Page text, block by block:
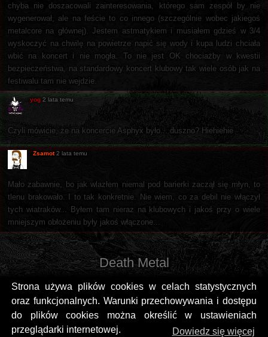
Strona używa plików cookies w celach statystycznych
oraz funkcjonalnych. Warunki przechowywania i dostępu
do plików cookies można określić w ustawieniach
przeglądarki internetowej.
Dowiedz się więcej
chyba nie doszacowali zainteresowania, którego sam zespół by nie
wygenerował, ale na feście to co innego (szczególnie wobec jakiegoś
metalcore na głównej). Jestem astmatykiem i musiałem gdzieś w 3/4
wyskoczyć na chwilę na powietrze napić się wody i kupa ludzi chciała
wbić na koncert i nie mogła. To nie jest OK chociażby w kwestii
bezpieczeństwa, na standardowy koncert klubowy tak wiele osób jak na
festiwalu tam nie wejdzie.
yog 2 lata temu
Czyli mówicie, że na koncercie Asphyx było... duszno? Hiehiehie
Zsamot 2 lata temu
Mało zabawnie, bo jak wlazłem niemal pod barierki zaczął się młyn, to
tlenu brakowało. I to tak konkretnie. Nie wiem, co za debil nie włączył
tych wiatraków... Byłem tam nieraz na klubowych i jakoś przy o wiele
mniejszym obłożeniu były jakoś włączone...
Death Metal